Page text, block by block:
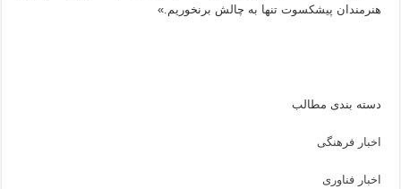
هنرمندان پیشکسوت تنها به چالش برنخوریم.»
دسته بندی مطالب
اخبار فرهنگی
اخبار فناوری